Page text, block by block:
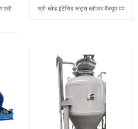
एसी
थ्री-ब्लेड इंटेंसिव रूट्स ब्लोअर वैक्यूम पंप